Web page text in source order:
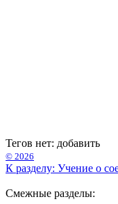
Тегов нет: добавить
© 2026
К разделу: Учение о
Смежные разделы: